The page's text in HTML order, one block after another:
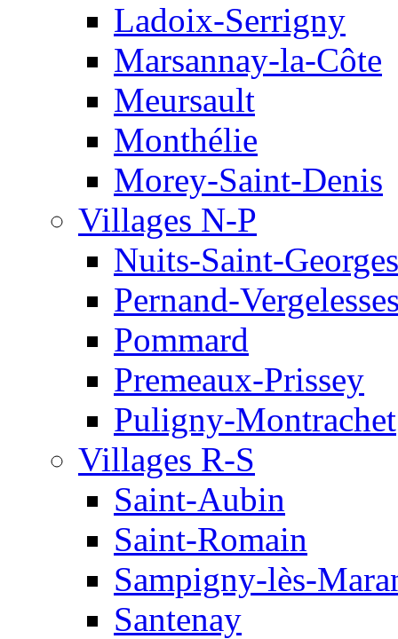
Ladoix-Serrigny
Marsannay-la-Côte
Meursault
Monthélie
Morey-Saint-Denis
Villages N-P
Nuits-Saint-Georges
Pernand-
Pommard
Premeaux-Prissey
Puligny-Montrachet
Villages R-S
Saint-Aubin
Saint-Romain
Sampigny-lès-
Santenay